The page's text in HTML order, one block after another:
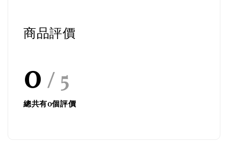
商品評價
0 / 5
總共有0個評價